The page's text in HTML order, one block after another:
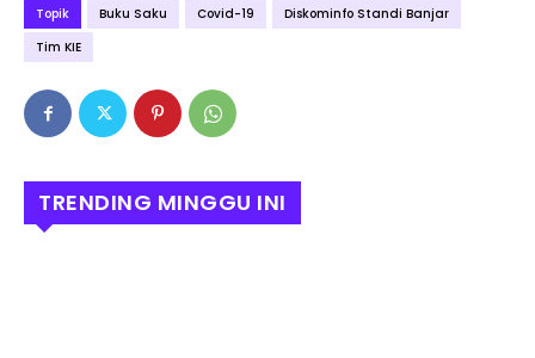
Topik Buku Saku Covid-19
Diskominfo Standi Banjar
Tim KIE
TRENDING MINGGU INI